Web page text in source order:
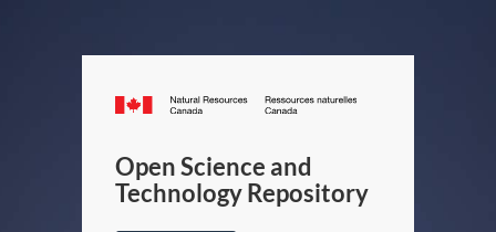
Canada.ca
/
Canada
Open Science and
Technology Repository